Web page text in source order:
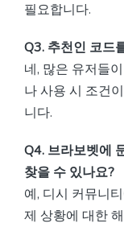
필요합니다.
Q3. 추천인 코드
네, 많은 유저들
나 사용 시 조건
니다.
Q4. 브라보벳에
찾을 수 있나요?
예, 디시 커뮤니
제 상황에 대한